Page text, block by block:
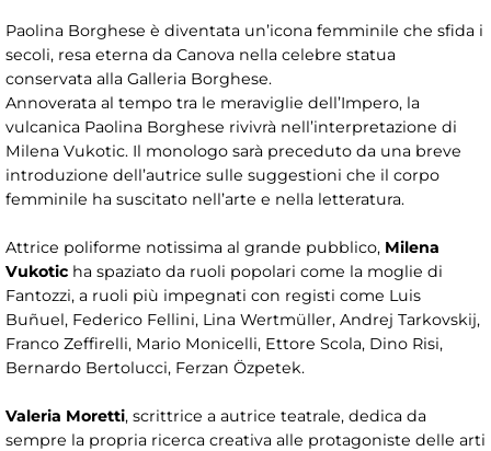
Paolina Borghese è diventata un’icona femminile che sfida i
secoli, resa eterna da Canova nella celebre statua
conservata alla Galleria Borghese.
Annoverata al tempo tra le meraviglie dell’Impero, la
vulcanica Paolina Borghese rivivrà nell’interpretazione di
Milena Vukotic. Il monologo sarà preceduto da una breve
introduzione dell’autrice sulle suggestioni che il corpo
femminile ha suscitato nell’arte e nella letteratura.
Attrice poliforme notissima al grande pubblico, Milena
Vukotic ha spaziato da ruoli popolari come la moglie di
Fantozzi, a ruoli più impegnati con registi come Luis
Buñuel, Federico Fellini, Lina Wertmüller, Andrej Tarkovskij,
Franco Zeffirelli, Mario Monicelli, Ettore Scola, Dino Risi,
Bernardo Bertolucci, Ferzan Özpetek.
Valeria Moretti, scrittrice a autrice teatrale, dedica da
sempre la propria ricerca creativa alle protagoniste delle arti